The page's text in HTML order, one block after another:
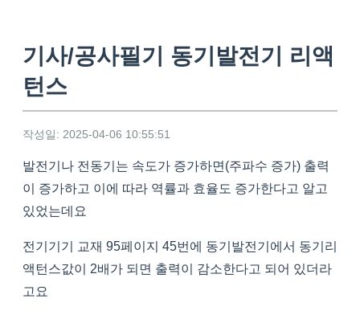
기사/공사필기 동기발전기 리액
턴스
작성일: 2025-04-06 10:55:51
발전기나 전동기는 속도가 증가하면(주파수 증가) 출력
이 증가하고 이에 따라 역률과 효율도 증가한다고 알고
있었는데요
전기기기 교재 95페이지 45번에 동기발전기에서 동기리
액턴스값이 2배가 되면 출력이 감소한다고 되어 있더라
고요